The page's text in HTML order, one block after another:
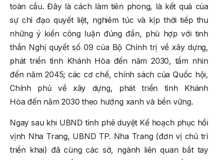
toàn cầu. Đây là cách làm tiên phong, là kết quả của
sự chỉ đạo quyết liệt, nghiêm túc và kịp thời tiếp thu
những ý kiến công luận đúng đắn, phù hợp với tinh
thần Nghị quyết số 09 của Bộ Chính trị về xây dựng,
phát triển tỉnh Khánh Hòa đến năm 2030, tầm nhìn
đến năm 2045; các cơ chế, chính sách của Quốc hội,
Chính phủ về xây dựng, phát triển tỉnh Khánh
Hòa đến năm 2030 theo hướng xanh và bền vững.
Ngay sau khi UBND tỉnh phê duyệt Kế hoạch phục hồi
vịnh Nha Trang, UBND TP. Nha Trang (đơn vị chủ trì
triển khai) đã cùng các sở, ngành liên quan bắt tay